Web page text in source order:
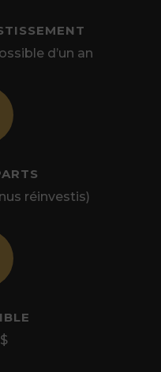
d’un an
réinvestis)